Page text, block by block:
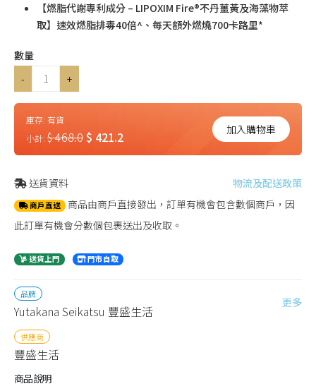
【燃脂代謝專利成分 – LIPOXIM Fire®不丹薑黃及海藻物萃
取】速效燃脂排毒40倍^、每天額外燃燒700卡路里*
數量
-
+
庫存: 有貨
小計: $ 468.0$ 421.2 加入購物車
送貨資料 物流及配送政策
商戶直送 商品由商戶直接發出，訂單有機會包含數個商戶，因
此訂單有機會分數個包裹送出及收取。
送貨上門 門市自取
品牌
Yutakana Seikatsu 豐盛生活
更多
供應商
豐盛生活
商品說明